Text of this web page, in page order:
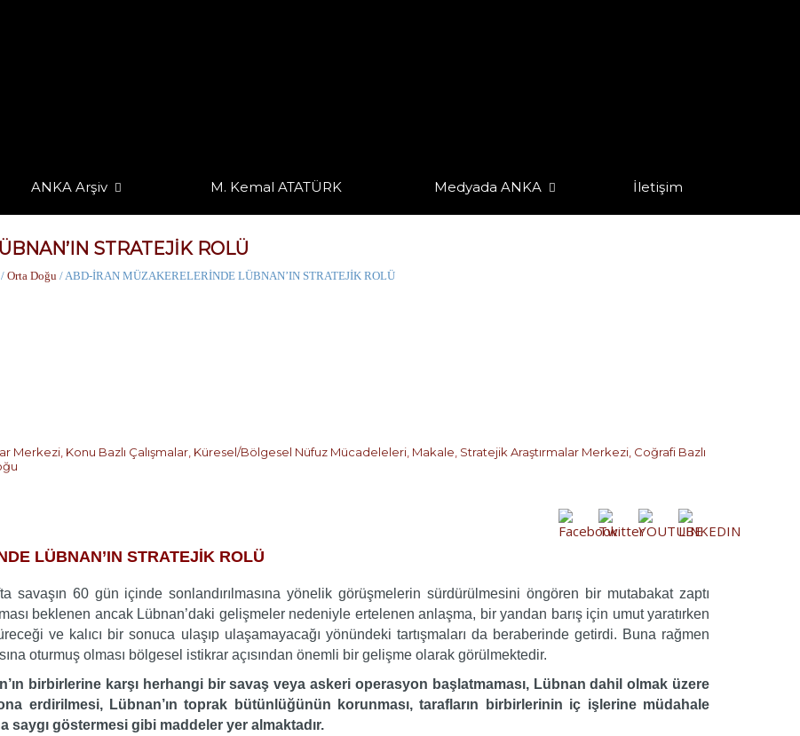
ANKA Arşiv M. Kemal ATATÜRK Medyada ANKA İletişim
STRATEJİK ROLÜ
/ Orta Doğu / ABD-İRAN MÜZAKERELERİNDE LÜBNAN’IN STRATEJİK ROLÜ
Merkezi, Konu Bazlı Çalışmalar, Küresel/Bölgesel Nüfuz Mücadeleleri, Makale, Stratejik Araştırmalar Merkezi, Coğrafi Bazlı
LÜBNAN’IN STRATEJİK ROLÜ
savaşın 60 gün içinde sonlandırılmasına yönelik görüşmelerin sürdürülmesini öngören bir mutabakat zaptı
beklenen ancak Lübnan’daki gelişmeler nedeniyle ertelenen anlaşma, bir yandan barış için umut yaratırken
ve kalıcı bir sonuca ulaşıp ulaşamayacağı yönündeki tartışmaları da beraberinde getirdi. Buna rağmen
oturmuş olması bölgesel istikrar açısından önemli bir gelişme olarak görülmektedir.
birbirlerine karşı herhangi bir savaş veya askeri operasyon başlatmaması, Lübnan dahil olmak üzere
erdirilmesi, Lübnan’ın toprak bütünlüğünün korunması, tarafların birbirlerinin iç işlerine müdahale
saygı göstermesi gibi maddeler yer almaktadır.